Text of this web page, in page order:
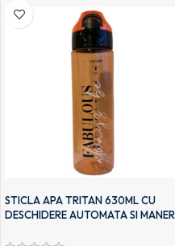
STICLA APA TRITAN 630ML CU
DESCHIDERE AUTOMATA SI MANER